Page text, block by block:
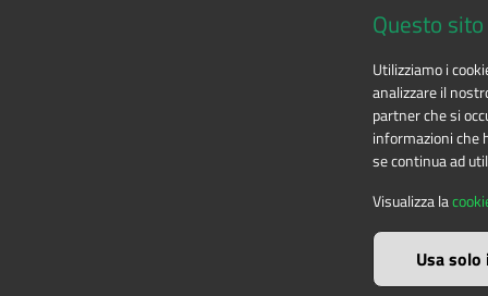
Questo
Utilizziamo i
analizzare il
partner che si
informazioni che
se continua ad
Visualizza la
Usa solo